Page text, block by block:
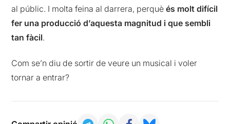
al públic. I molta feina al darrera, perquèés molt difícil
fer una producció d’aquesta magnitud i que sembli
tan fàcil.
Com se’n diu de sortir de veure un musical i voler
tornar a entrar?